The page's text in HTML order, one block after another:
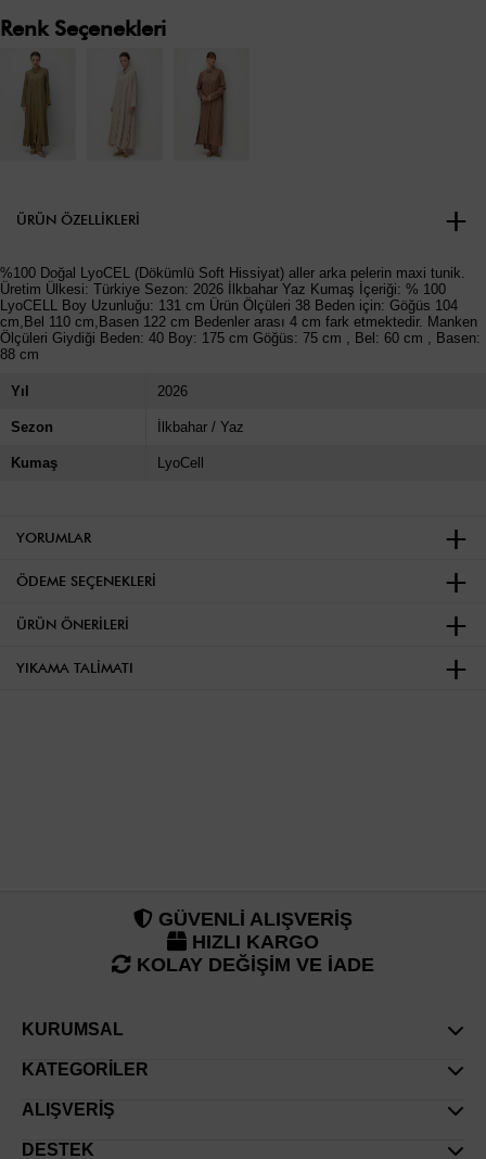
Renk Seçenekleri
ÜRÜN ÖZELLIKLERI
%100 Doğal LyoCEL (Dökümlü Soft Hissiyat) aller arka pelerin maxi tunik.
Üretim Ülkesi: Türkiye Sezon: 2026 İlkbahar Yaz Kumaş İçeriği: % 100
LyoCELL Boy Uzunluğu: 131 cm Ürün Ölçüleri 38 Beden için: Göğüs 104
cm,Bel 110 cm,Basen 122 cm Bedenler arası 4 cm fark etmektedir. Manken
Ölçüleri Giydiği Beden: 40 Boy: 175 cm Göğüs: 75 cm , Bel: 60 cm , Basen:
88 cm
Yıl 2026
Sezon İlkbahar / Yaz
Kumaş LyoCell
YORUMLAR
ÖDEME SEÇENEKLERI
ÜRÜN ÖNERILERI
YIKAMA TALIMATI
GÜVENLİ ALIŞVERİŞ
HIZLI KARGO
KOLAY DEĞİŞİM VE İADE
KURUMSAL
Hakkımızda
KATEGORİLER
ALIŞVERİŞ
DESTEK